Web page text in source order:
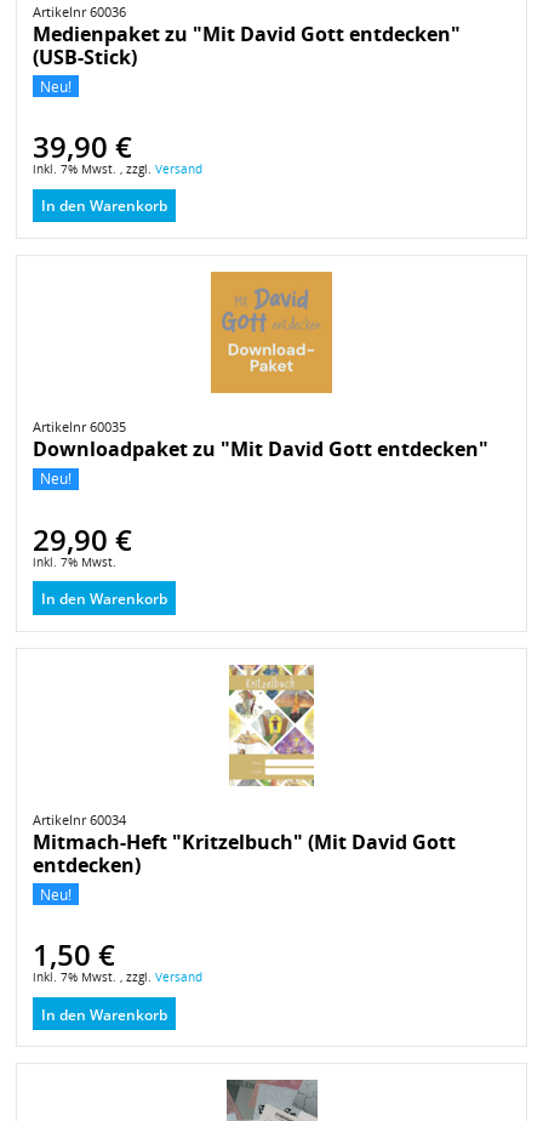
Artikelnr 60036
Medienpaket zu "Mit David Gott entdecken"
(USB-Stick)
Neu!
39,90 €
inkl. 7% Mwst. , zzgl. Versand
In den Warenkorb
Artikelnr 60035
Downloadpaket zu "Mit David Gott entdecken"
Neu!
29,90 €
inkl. 7% Mwst.
In den Warenkorb
Artikelnr 60034
Mitmach-Heft "Kritzelbuch" (Mit David Gott
entdecken)
Neu!
1,50 €
inkl. 7% Mwst. , zzgl. Versand
In den Warenkorb